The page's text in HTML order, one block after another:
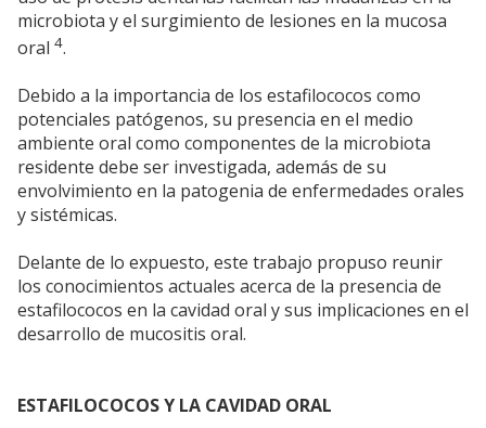
microbiota y el surgimiento de lesiones en la mucosa
oral 4.
Debido a la importancia de los estafilococos como
potenciales patógenos, su presencia en el medio
ambiente oral como componentes de la microbiota
residente debe ser investigada, además de su
envolvimiento en la patogenia de enfermedades orales
y sistémicas.
Delante de lo expuesto, este trabajo propuso reunir
los conocimientos actuales acerca de la presencia de
estafilococos en la cavidad oral y sus implicaciones en el
desarrollo de mucositis oral.
ESTAFILOCOCOS Y LA CAVIDAD ORAL